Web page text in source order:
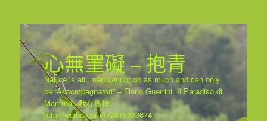
心無罣礙 – 抱青
Nature is all; man cannot do as much and can only
be “Accompagnatori” – Florio Guerrini, Il Paradiso di
Manfredi. 我在微博﹕
http://weibo.com/u/2815933674